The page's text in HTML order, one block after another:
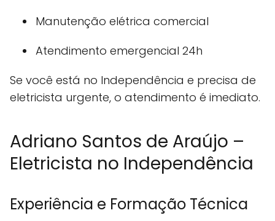
Manutenção elétrica comercial
Atendimento emergencial 24h
Se você está no Independência e precisa de
eletricista urgente, o atendimento é imediato.
Adriano Santos de Araújo –
Eletricista no Independência
Experiência e Formação Técnica